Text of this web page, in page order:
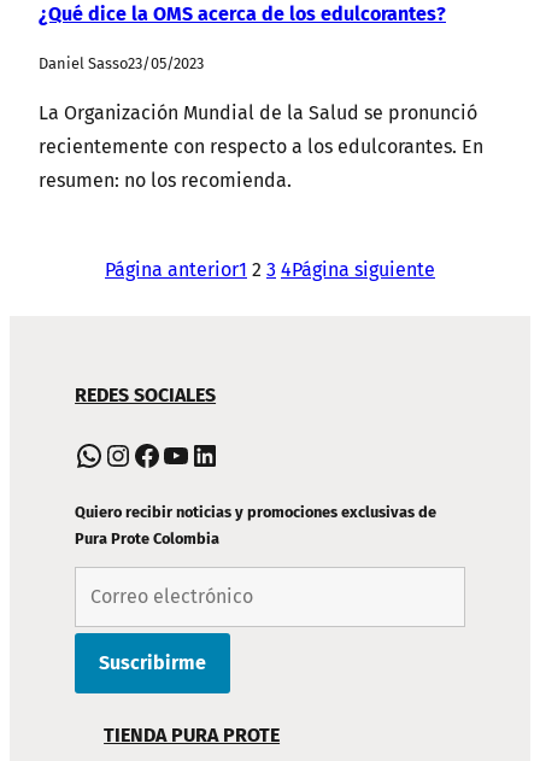
¿Qué dice la OMS acerca de los edulcorantes?
Daniel Sasso23/05/2023
La Organización Mundial de la Salud se pronunció
recientemente con respecto a los edulcorantes. En
resumen: no los recomienda.
Página anterior1 2 3 4Página siguiente
DE
PIE
DE
PÁGINA
REDES SOCIALES
WhatsApp Instagram Facebook YouTube LinkedIn
Quiero recibir noticias y promociones exclusivas de
Pura Prote Colombia
TIENDA PURA PROTE